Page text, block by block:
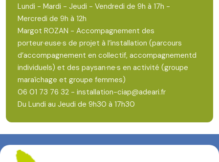
Lundi - Mardi - Jeudi - Vendredi de 9h à 17h -
Mercredi de 9h à 12h
Margot ROZAN - Accompagnement des
porteur·euse·s de projet à l’installation (parcours
d’accompagnement en collectif, accompagnementd
individuels) et des paysan·ne·s en activité (groupe
maraîchage et groupe femmes)
06 01 73 76 32 - installation-ciap@adeari.fr
Du Lundi au Jeudi de 9h30 à 17h30